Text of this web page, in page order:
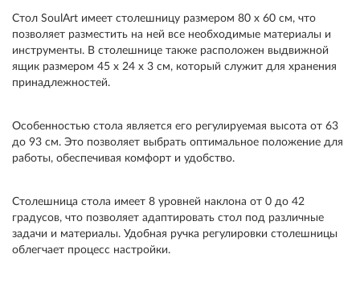
Стол SoulArt имеет столешницу размером 80 х 60 см, что
позволяет разместить на ней все необходимые материалы и
инструменты. В столешнице также расположен выдвижной
ящик размером 45 х 24 х 3 см, который служит для хранения
принадлежностей.
Особенностью стола является его регулируемая высота от 63
до 93 см. Это позволяет выбрать оптимальное положение для
работы, обеспечивая комфорт и удобство.
Столешница стола имеет 8 уровней наклона от 0 до 42
градусов, что позволяет адаптировать стол под различные
задачи и материалы. Удобная ручка регулировки столешницы
облегчает процесс настройки.